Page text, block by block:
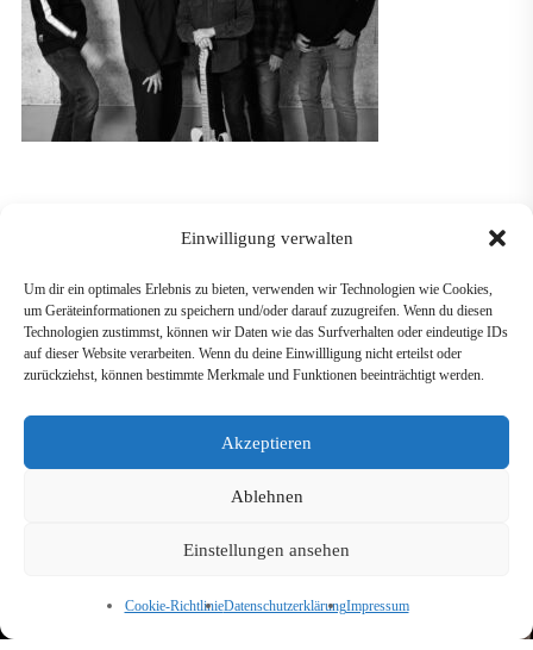
Einwilligung verwalten
Um dir ein optimales Erlebnis zu bieten, verwenden wir Technologien wie Cookies,
um Geräteinformationen zu speichern und/oder darauf zuzugreifen. Wenn du diesen
Technologien zustimmst, können wir Daten wie das Surfverhalten oder eindeutige IDs
auf dieser Website verarbeiten. Wenn du deine Einwillligung nicht erteilst oder
zurückziehst, können bestimmte Merkmale und Funktionen beeinträchtigt werden.
Akzeptieren
Ablehnen
Einstellungen ansehen
Cookie-RichtlinieDatenschutzerklärungImpressum
GÜNTHER SIGL